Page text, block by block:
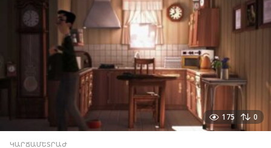
175 0
ԿԱՐՃԱՄԵՏՐԱԺ